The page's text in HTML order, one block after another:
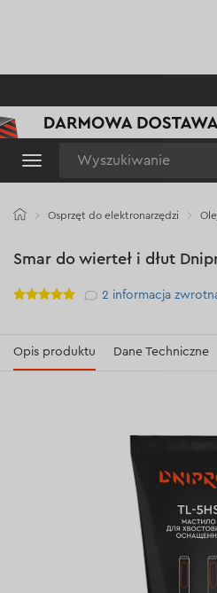
Osprzęt do elektronarzędzi
Smar do wierteł i dłut
Рейтинг 2 informacja
Opis produktu Dane Techniczne